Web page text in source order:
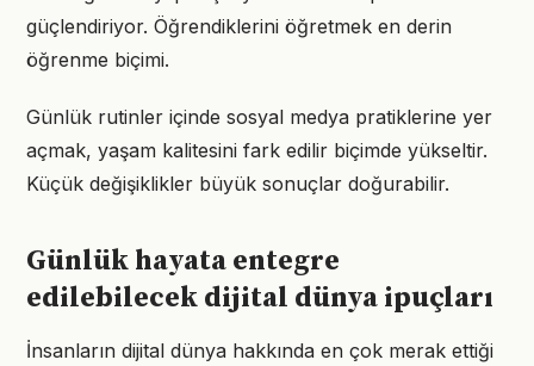
güçlendiriyor. Öğrendiklerini öğretmek en derin
öğrenme biçimi.
Günlük rutinler içinde sosyal medya pratiklerine yer
açmak, yaşam kalitesini fark edilir biçimde yükseltir.
Küçük değişiklikler büyük sonuçlar doğurabilir.
Günlük hayata entegre
edilebilecek dijital dünya ipuçları
İnsanların dijital dünya hakkında en çok merak ettiği